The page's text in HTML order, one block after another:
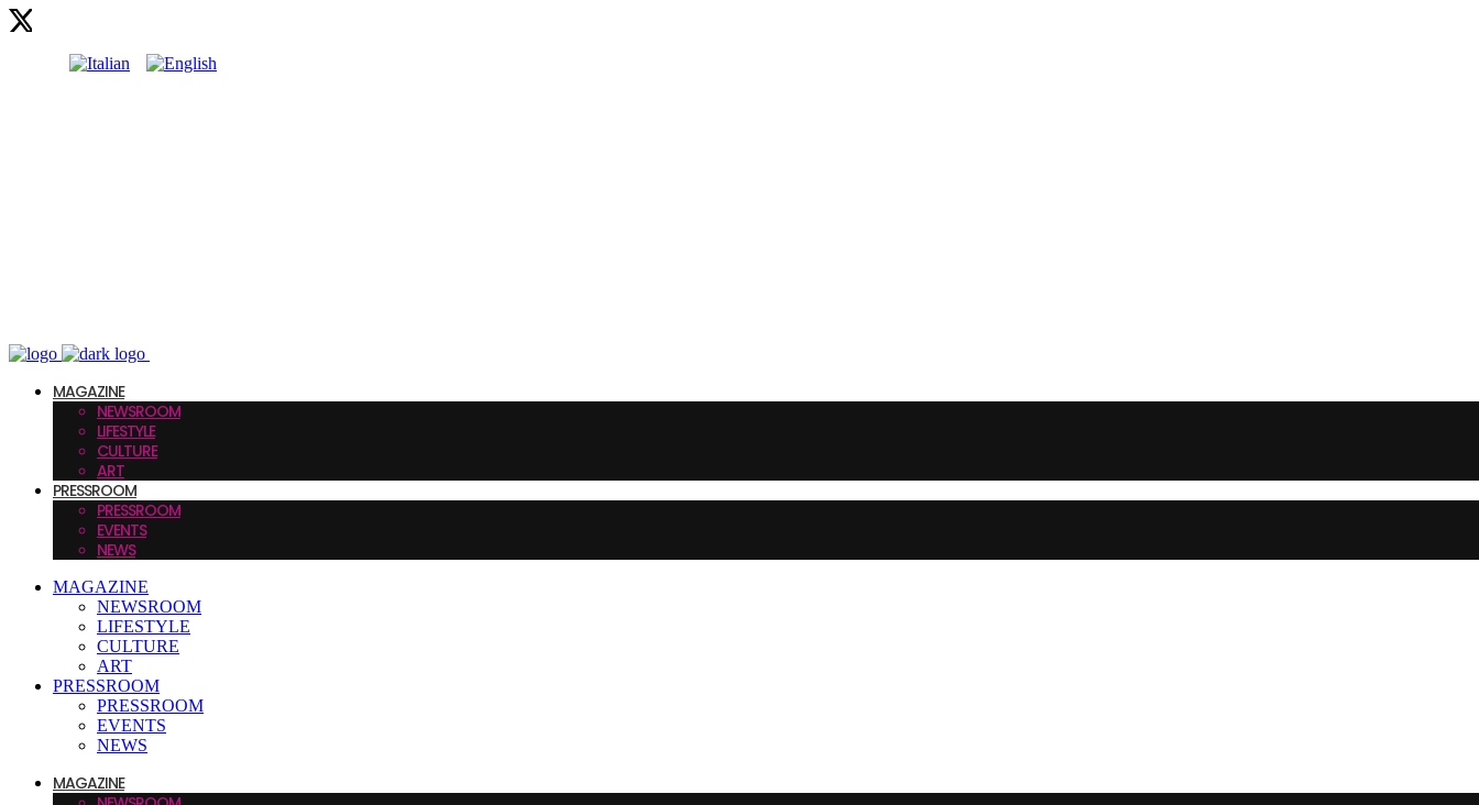
MAGAZINE
NEWSROOM
LIFESTYLE
CULTURE
ART
PRESSROOM
PRESSROOM
EVENTS
NEWS
MAGAZINE
NEWSROOM
LIFESTYLE
CULTURE
ART
PRESSROOM
PRESSROOM
EVENTS
NEWS
MAGAZINE